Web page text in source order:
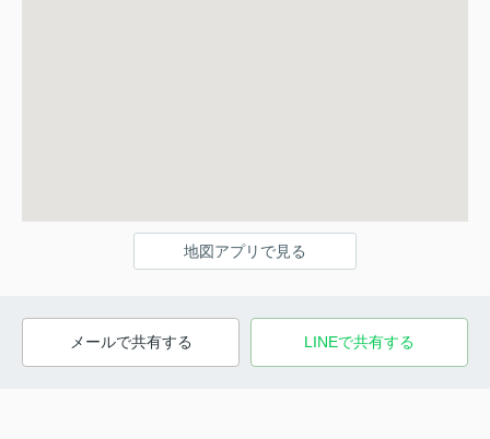
地図アプリで見る
メールで共有する LINEで共有する